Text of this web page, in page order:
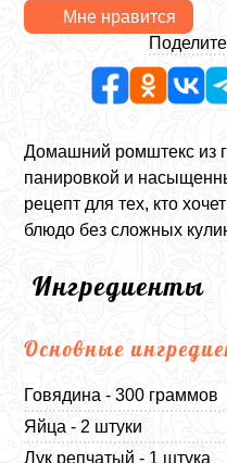
Мне нравится
Домашний ромштекс из
панировкой и
рецепт для тех, кто
блюдо без сложных
Ингредиенты
Основные
Говядина - 300 граммов
Яйца - 2 штуки
Лук репчатый - 1 штука